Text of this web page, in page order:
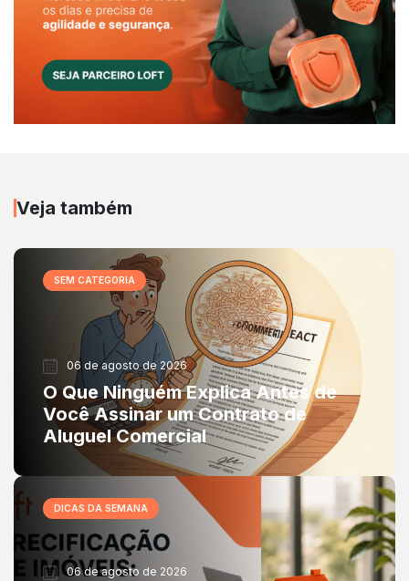
Veja também
SEM CATEGORIA
06 de agosto de 2026
O Que Ninguém Explica Antes de
Você Assinar um Contrato de
Aluguel Comercial
DICAS DA SEMANA
06 de agosto de 2026